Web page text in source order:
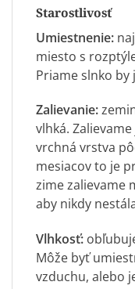
Starostlivosť
Umiestnenie:
miesto s
Priame slnko
Zalievanie:
vlhká.
vrchná vrstva
mesiacov to je
zime zalievame
aby nikdy
Vlhkosť:
Môže byť
vzduchu, alebo